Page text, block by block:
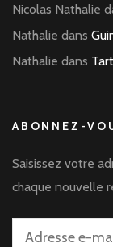
Nicolas Nathalie
Nathalie dans
Nathalie dans
ABONNEZ-
Saisissez votre
chaque nouvelle
Adresse